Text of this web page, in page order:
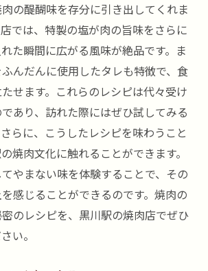
の醍醐味を存分に引き出してくれま
では、特製の塩が肉の旨味をさらに
た瞬間に広がる風味が絶品です。ま
んだんに使用したタレも特徴で、食
せます。これらのレシピは代々受け
あり、訪れた際にはぜひ試してみる
らに、こうしたレシピを味わうこと
焼肉文化に触れることができます。
やまない味を体験することで、その
感じることができるのです。焼肉の
のレシピを、黒川駅の焼肉店でぜひ
い。